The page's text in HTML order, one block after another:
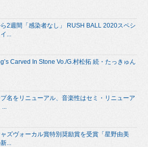
2週間「感染者なし」 RUSH BALL 2020スペシ
...
Carved In Stone Vo./G.村松拓 続・たっきゅん
名をリニューアル、音楽性はセミ・リニューア
...
ャズヴォーカル賞特別奨励賞を受賞「星野由美
...